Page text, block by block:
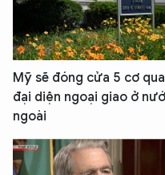
Mỹ sẽ đóng cửa 5 cơ
đại diện ngoại giao ở
ngoài